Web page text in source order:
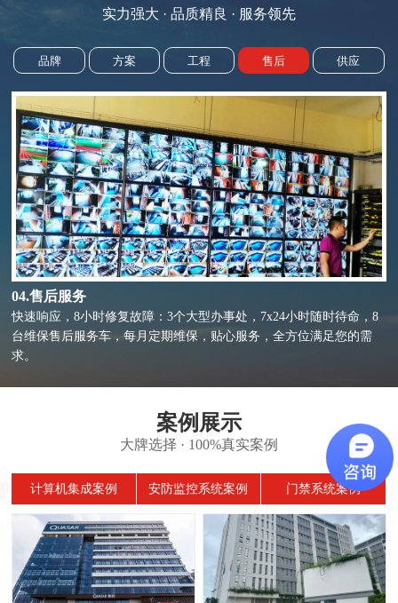
实力强大 · 品质精良 · 服务领先
品牌 方案 工程 售后 供应
04.售后服务
快速响应，8小时修复故障：3个大型办事处，7x24小时随时待命，8
台维保售后服务车，每月定期维保，贴心服务，全方位满足您的需
求。
案例展示
大牌选择 · 100%真实案例
计算机集成案例 安防监控系统案例 门禁系统案例